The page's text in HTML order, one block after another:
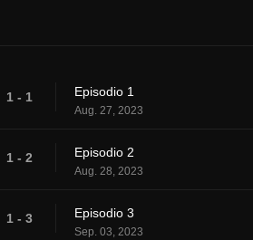
1 - 1 Episodio 1
Aug. 27, 2023
1 - 2 Episodio 2
Aug. 28, 2023
1 - 3 Episodio 3
Sep. 03, 2023